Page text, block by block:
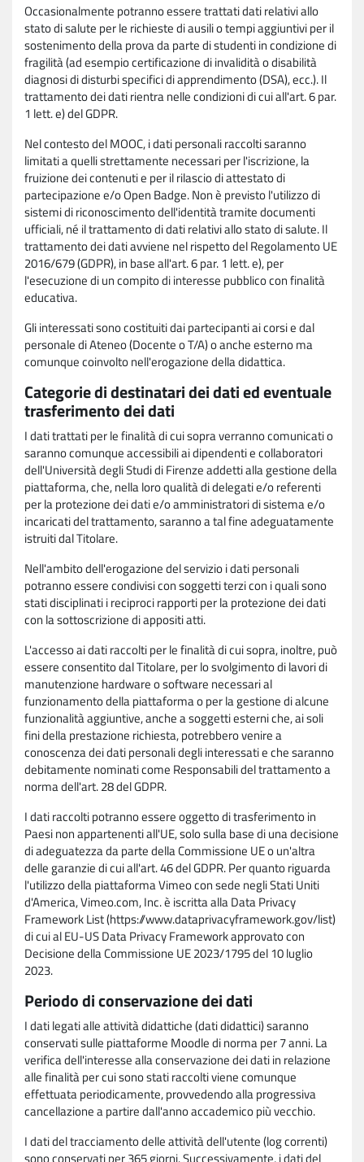
Occasionalmente potranno essere trattati dati relativi allo
stato di salute per le richieste di ausili o tempi aggiuntivi per il
sostenimento della prova da parte di studenti in condizione di
fragilità (ad esempio certificazione di invalidità o disabilità
diagnosi di disturbi specifici di apprendimento (DSA), ecc.). Il
trattamento dei dati rientra nelle condizioni di cui all'art. 6 par.
1 lett. e) del GDPR.
Nel contesto del MOOC, i dati personali raccolti saranno
limitati a quelli strettamente necessari per l'iscrizione, la
fruizione dei contenuti e per il rilascio di attestato di
partecipazione e/o Open Badge. Non è previsto l'utilizzo di
sistemi di riconoscimento dell'identità tramite documenti
ufficiali, né il trattamento di dati relativi allo stato di salute. Il
trattamento dei dati avviene nel rispetto del Regolamento UE
2016/679 (GDPR), in base all'art. 6 par. 1 lett. e), per
l'esecuzione di un compito di interesse pubblico con finalità
educativa.
Gli interessati sono costituiti dai partecipanti ai corsi e dal
personale di Ateneo (Docente o T/A) o anche esterno ma
comunque coinvolto nell'erogazione della didattica.
Categorie di destinatari dei dati ed eventuale
trasferimento dei dati
I dati trattati per le finalità di cui sopra verranno comunicati o
saranno comunque accessibili ai dipendenti e collaboratori
dell'Università degli Studi di Firenze addetti alla gestione della
piattaforma, che, nella loro qualità di delegati e/o referenti
per la protezione dei dati e/o amministratori di sistema e/o
incaricati del trattamento, saranno a tal fine adeguatamente
istruiti dal Titolare.
Nell'ambito dell'erogazione del servizio i dati personali
potranno essere condivisi con soggetti terzi con i quali sono
stati disciplinati i reciproci rapporti per la protezione dei dati
con la sottoscrizione di appositi atti.
L'accesso ai dati raccolti per le finalità di cui sopra, inoltre, può
essere consentito dal Titolare, per lo svolgimento di lavori di
manutenzione hardware o software necessari al
funzionamento della piattaforma o per la gestione di alcune
funzionalità aggiuntive, anche a soggetti esterni che, ai soli
fini della prestazione richiesta, potrebbero venire a
conoscenza dei dati personali degli interessati e che saranno
debitamente nominati come Responsabili del trattamento a
norma dell'art. 28 del GDPR.
I dati raccolti potranno essere oggetto di trasferimento in
Paesi non appartenenti all'UE, solo sulla base di una decisione
di adeguatezza da parte della Commissione UE o un'altra
delle garanzie di cui all'art. 46 del GDPR. Per quanto riguarda
l'utilizzo della piattaforma Vimeo con sede negli Stati Uniti
d'America, Vimeo.com, Inc. è iscritta alla Data Privacy
Framework List (https://www.dataprivacyframework.gov/list)
di cui al EU-US Data Privacy Framework approvato con
Decisione della Commissione UE 2023/1795 del 10 luglio
2023.
Periodo di conservazione dei dati
I dati legati alle attività didattiche (dati didattici) saranno
conservati sulle piattaforme Moodle di norma per 7 anni. La
verifica dell'interesse alla conservazione dei dati in relazione
alle finalità per cui sono stati raccolti viene comunque
effettuata periodicamente, provvedendo alla progressiva
cancellazione a partire dall'anno accademico più vecchio.
I dati del tracciamento delle attività dell'utente (log correnti)
sono conservati per 365 giorni. Successivamente, i dati del